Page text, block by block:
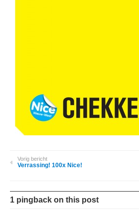
Vorig bericht
Verrassing! 100x Nice!
1 pingback on this post